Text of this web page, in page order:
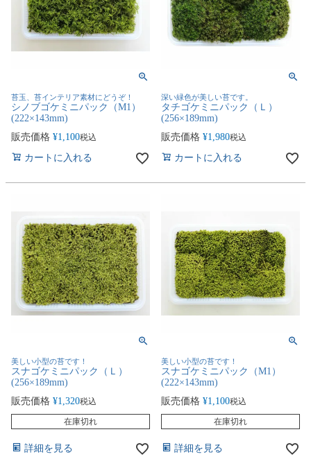
苔玉、苔インテリア素材にどうぞ！
シノブゴケミニパック（M1）
(222×143mm)
販売価格 ¥1,100税込
カートに入れる
深い緑色が美しい苔です。
タチゴケミニパック（Ｌ）
(256×189mm)
販売価格 ¥1,980税込
カートに入れる
美しい小型の苔です！
スナゴケミニパック（Ｌ）
(256×189mm)
販売価格 ¥1,320税込
在庫切れ
詳細を見る
美しい小型の苔です！
スナゴケミニパック（M1）
(222×143mm)
販売価格 ¥1,100税込
在庫切れ
詳細を見る